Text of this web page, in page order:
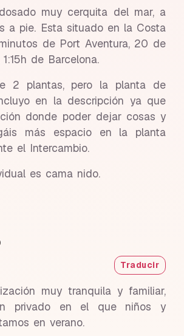
muy cerquita del mar, a
a pie. Esta situado en la Costa
de Port Aventura, 20 de
de Barcelona.
2 plantas, pero la planta de
en la descripción ya que
donde poder dejar cosas y
más espacio en la planta
el Intercambio.
es cama nido.
Traducir
muy tranquila y familiar,
privado en el que niños y
en verano.